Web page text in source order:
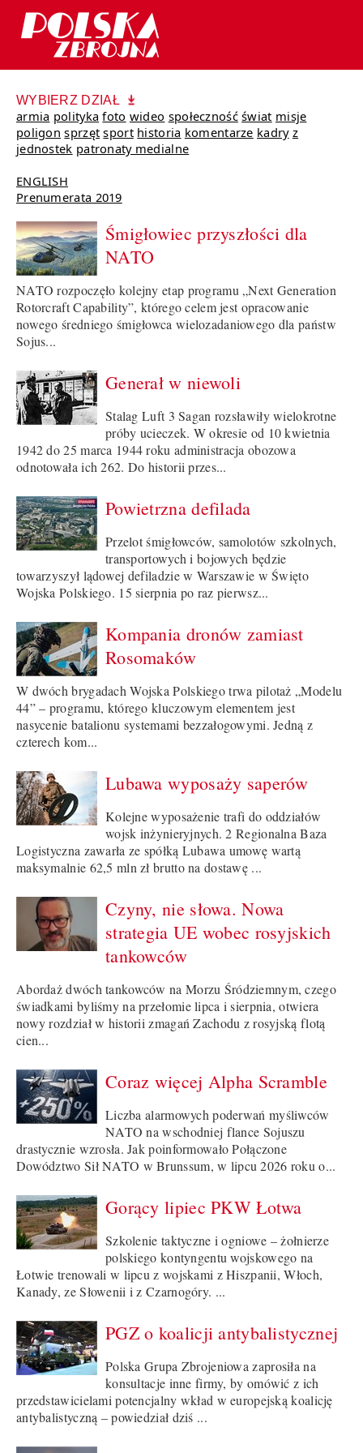
WYBIERZ DZIAŁ
armia polityka foto wideo społeczność świat misje
poligon sprzęt sport historia komentarze kadry z
jednostek patronaty medialne
ENGLISH
Prenumerata 2019
Śmigłowiec przyszłości dla
NATO
NATO rozpoczęło kolejny etap programu „Next Generation
Rotorcraft Capability”, którego celem jest opracowanie
nowego średniego śmigłowca wielozadaniowego dla państw
Sojus...
Generał w niewoli
Stalag Luft 3 Sagan rozsławiły wielokrotne
próby ucieczek. W okresie od 10 kwietnia
1942 do 25 marca 1944 roku administracja obozowa
odnotowała ich 262. Do historii przes...
Powietrzna defilada
Przelot śmigłowców, samolotów szkolnych,
transportowych i bojowych będzie
towarzyszył lądowej defiladzie w Warszawie w Święto
Wojska Polskiego. 15 sierpnia po raz pierwsz...
Kompania dronów zamiast
Rosomaków
W dwóch brygadach Wojska Polskiego trwa pilotaż „Modelu
44” – programu, którego kluczowym elementem jest
nasycenie batalionu systemami bezzałogowymi. Jedną z
czterech kom...
Lubawa wyposaży saperów
Kolejne wyposażenie trafi do oddziałów
wojsk inżynieryjnych. 2 Regionalna Baza
Logistyczna zawarła ze spółką Lubawa umowę wartą
maksymalnie 62,5 mln zł brutto na dostawę ...
Czyny, nie słowa. Nowa
strategia UE wobec rosyjskich
tankowców
Abordaż dwóch tankowców na Morzu Śródziemnym, czego
świadkami byliśmy na przełomie lipca i sierpnia, otwiera
nowy rozdział w historii zmagań Zachodu z rosyjską flotą
cien...
Coraz więcej Alpha Scramble
Liczba alarmowych poderwań myśliwców
NATO na wschodniej flance Sojuszu
drastycznie wzrosła. Jak poinformowało Połączone
Dowództwo Sił NATO w Brunssum, w lipcu 2026 roku o...
Gorący lipiec PKW Łotwa
Szkolenie taktyczne i ogniowe – żołnierze
polskiego kontyngentu wojskowego na
Łotwie trenowali w lipcu z wojskami z Hiszpanii, Włoch,
Kanady, ze Słowenii i z Czarnogóry. ...
PGZ o koalicji antybalistycznej
Polska Grupa Zbrojeniowa zaprosiła na
konsultacje inne firmy, by omówić z ich
przedstawicielami potencjalny wkład w europejską koalicję
antybalistyczną – powiedział dziś ...